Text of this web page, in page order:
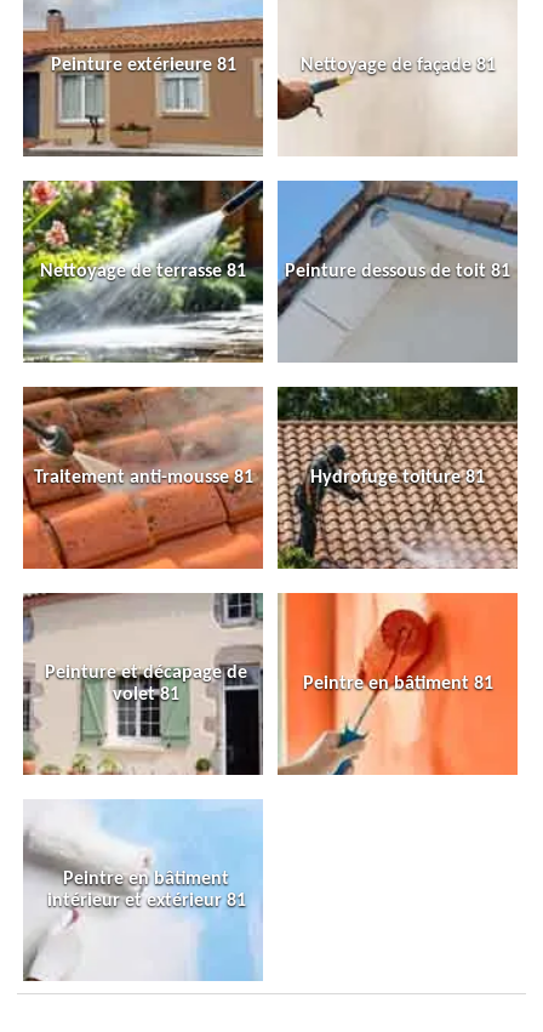
Peinture extérieure 81 Nettoyage de façade 81
Nettoyage de terrasse 81 Peinture dessous de toit 81
Traitement anti-mousse 81 Hydrofuge toiture 81
Peinture et décapage de
volet 81
Peintre en bâtiment 81
Peintre en bâtiment
intérieur et extérieur 81